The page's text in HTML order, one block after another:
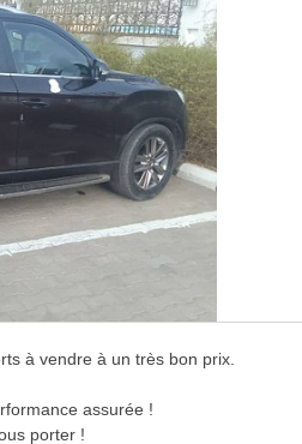
à vendre à un très bon prix.
assurée !
porter !